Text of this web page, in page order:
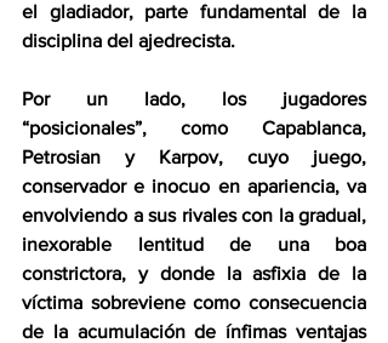
el gladiador, parte fundamental de la
disciplina del ajedrecista.
Por un lado, los jugadores
“posicionales”, como Capablanca,
Petrosian y Karpov, cuyo juego,
conservador e inocuo en apariencia, va
envolviendo a sus rivales con la gradual,
inexorable lentitud de una boa
constrictora, y donde la asfixia de la
víctima sobreviene como consecuencia
de la acumulación de ínfimas ventajas